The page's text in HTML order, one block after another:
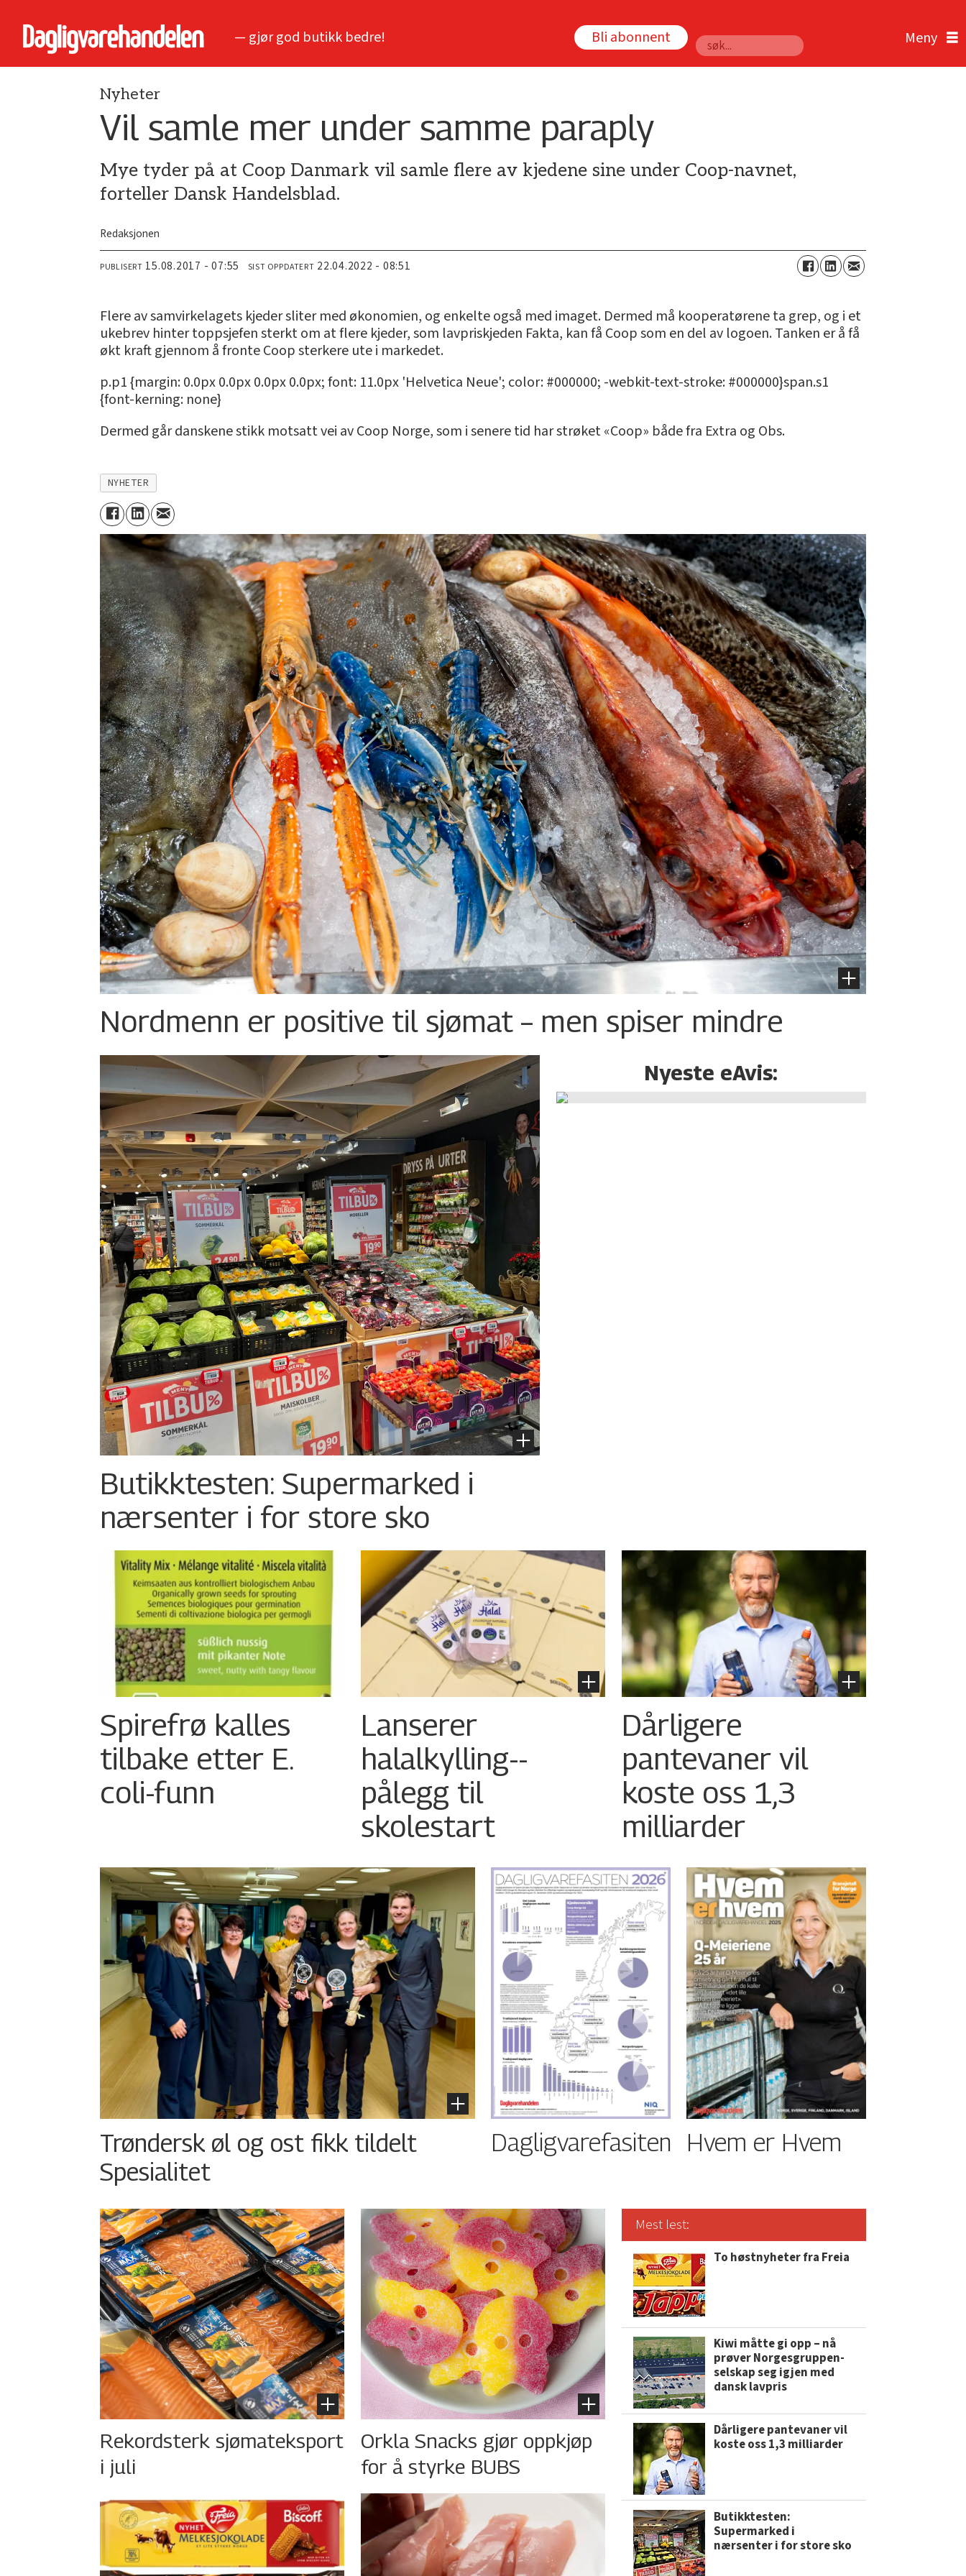
— gjør god butikk bedre! Bli abonnent
Søk
Nyheter
Vil samle mer under samme paraply
Mye tyder på at Coop Danmark vil samle flere av kjedene sine under Coop-navnet,
forteller Dansk Handelsblad.
Redaksjonen
PUBLISERT 15.08.2017 - 07:55 SIST OPPDATERT 22.04.2022 - 08:51
Flere av samvirkelagets kjeder sliter med økonomien, og enkelte også med imaget. Dermed må kooperatørene ta grep, og i et
ukebrev hinter toppsjefen sterkt om at flere kjeder, som lavpriskjeden Fakta, kan få Coop som en del av logoen. Tanken er å få
økt kraft gjennom å fronte Coop sterkere ute i markedet.
p.p1 {margin: 0.0px 0.0px 0.0px 0.0px; font: 11.0px 'Helvetica Neue'; color: #000000; -webkit-text-stroke: #000000}span.s1
{font-kerning: none}
Dermed går danskene stikk motsatt vei av Coop Norge, som i senere tid har strøket «Coop» både fra Extra og Obs.
NYHETER
Nordmenn er positive til sjømat – men spiser mindre
Butikktesten: Supermarked i
nærsenter i for store sko
Nyeste eAvis:
Spirefrø kalles
tilbake etter E.
coli-funn
Lanserer
halalkylling-­
pålegg til
skolestart
Dårligere
pantevaner vil
koste oss 1,3
milliarder
Trøndersk øl og ost fikk tildelt
Spesialitet
Dagligvarefasiten Hvem er Hvem
Rekordsterk sjømateksport
i juli
Orkla Snacks gjør oppkjøp
for å styrke BUBS
Mest lest:
To høstnyheter fra Freia
Kiwi måtte gi opp – nå
prøver Norgesgruppen-
selskap seg igjen med
dansk lavpris
Dårligere pantevaner vil
koste oss 1,3 milliarder
Butikktesten:
Supermarked i
nærsenter i for store sko